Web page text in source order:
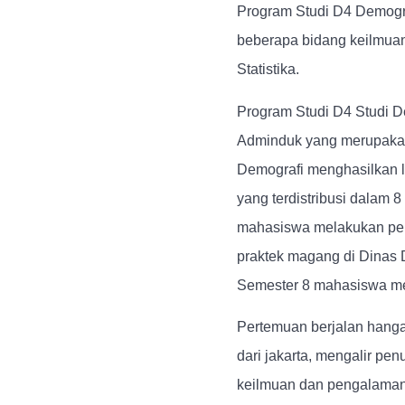
Program Studi D4
beberapa bidang
Statistika.
Program Studi D4 Studi
Adminduk yang
Demografi menghasilkan
yang terdistribusi dalam
mahasiswa melakukan
praktek magang di Dinas
Semester 8 mahasiswa
Pertemuan berjalan
dari jakarta, mengalir
keilmuan dan